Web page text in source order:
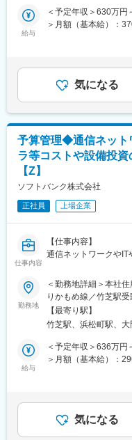
なく、一定の経理実
ています。
■当社について：
2003年に福岡県飯塚
適”なタイミングで地
し、社会に貢献する
現代社会において社会
通信機器を中心にして
を融合したトータル
変更の範囲：会社の定
・連結決算報告
・子会社財務関連業
■配属チームについて
6名ほどの少数構成で
行しており、実質は
■働きやすさ：
新宿本社出社を主軸に
り入れております。※
・平均有給休暇取得日
■キャリアパス：
援する制度が充実し
受賞）
■住宅補助について
単身者の方は最大で
最大で50,000円の補
※世帯主、そして賃貸
■当社の魅力：
900社を超えるNTTグ
給与
＜予定年収＞630万
＞月額（基本給）：
績・個人評価・組織
の他手当は別途規定
業績・評価により決定
あり、選考を通じて
手当を含めた表記です
気になる
予算管理◆通信ネット
ラ等コストや設備投
【Z】
ソフトバンク株式会社
正社員 上場企業
仕事内容
【仕事内容】
通信ネットワークやIT
の他業務をお任せい
■経営戦略の策定
■目標と現状のGAP整理
■経営改善策検討
■経営陣の意思決定サ
向上させて行く。
勤務地
＜勤務地詳細＞本社
りかもめ線／竹芝駅
社の定める事業所（
【最寄り駅】
竹芝駅、浜松町駅、
給与
＜予定年収＞636万
＞月額（基本給）：
支給■上記年収には時
種支援金を含む■昇給
月＋特別加算賞与（業
気になる